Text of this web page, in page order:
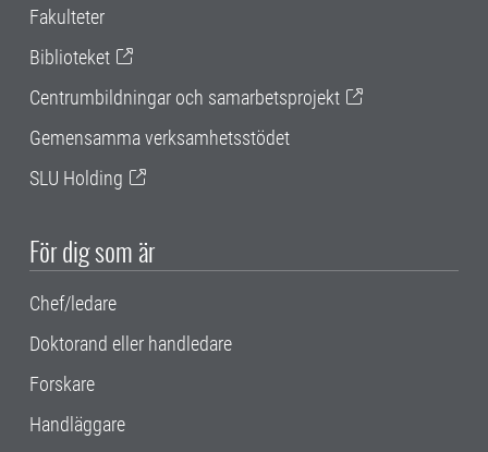
Fakulteter
Biblioteket
Centrumbildningar och samarbetsprojekt
Gemensamma verksamhetsstödet
SLU Holding
För dig som är
Chef/ledare
Doktorand eller handledare
Forskare
Handläggare